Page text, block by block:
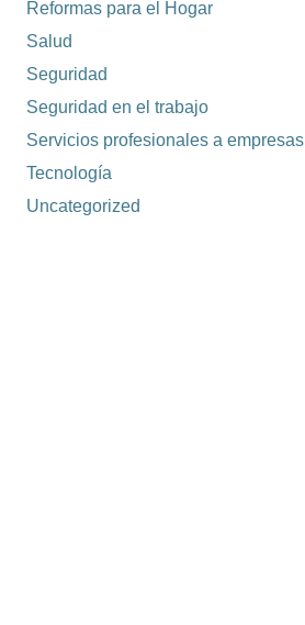
Reformas para el Hogar
Salud
Seguridad
Seguridad en el trabajo
Servicios profesionales a empresas
Tecnología
Uncategorized